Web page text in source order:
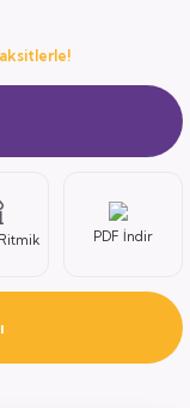
PDF İndir